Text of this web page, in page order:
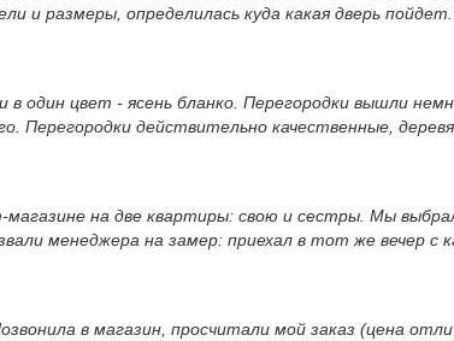
и размеры, определилась куда какая дверь
в один цвет - ясень бланко. Перегородки вышли
Перегородки действительно качественные,
на две квартиры: свою и сестры. Мы
менеджера на замер: приехал в тот же вечер с
в магазин, просчитали мой заказ (цена